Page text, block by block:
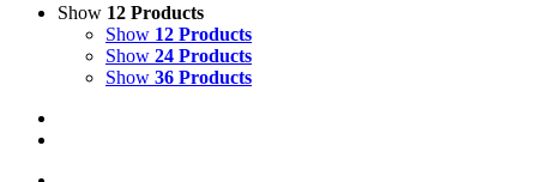
Show 12 Products
Show 12 Products
Show 24 Products
Show 36 Products